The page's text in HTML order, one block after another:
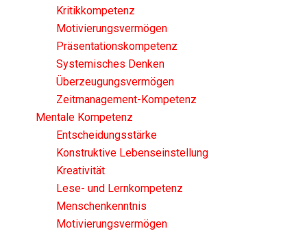
Kritikkompetenz
Motivierungsvermögen
Präsentationskompetenz
Systemisches Denken
Überzeugungsvermögen
Zeitmanagement-Kompetenz
Mentale Kompetenz
Entscheidungsstärke
Konstruktive Lebenseinstellung
Kreativität
Lese- und Lernkompetenz
Menschenkenntnis
Motivierungsvermögen